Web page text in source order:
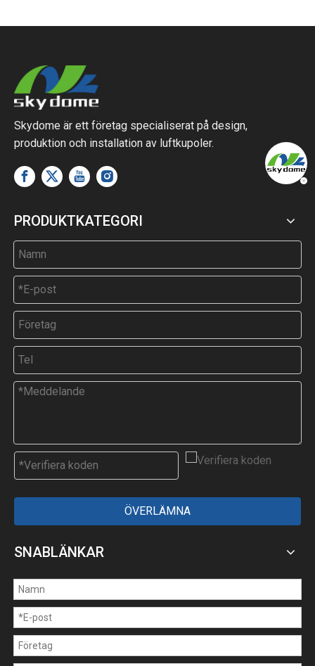
Skydome är ett företag specialiserat på design,
produktion och installation av luftkupoler.
PRODUKTKATEGORI
ÖVERLÄMNA
SNABLÄNKAR